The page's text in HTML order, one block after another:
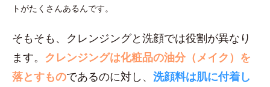
トがたくさんあるんです。
そもそも、クレンジングと洗顔では役割が異なり
ます。 クレンジングは化粧品の油分（メイク）を
落とすものであるのに対し、 洗顔料は肌に付着し